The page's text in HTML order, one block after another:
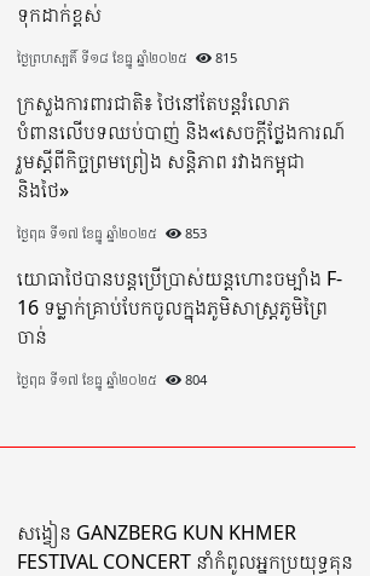
ទុកដាក់ខ្ពស់
ថ្ងៃព្រហស្បតិ៍ ទី១៨ ខែធ្នូ ឆ្នាំ២០២៥ 815
ក្រសួងការពារជាតិ៖ ថៃនៅតែបន្តរំលោភ
បំពានលើបទឈប់បាញ់ និង«សេចក្តីថ្លែងការណ៍
រួមស្តីពីកិច្ចព្រមព្រៀង សន្តិភាព រវាងកម្ពុជា
និងថៃ»
ថ្ងៃពុធ ទី១៧ ខែធ្នូ ឆ្នាំ២០២៥ 853
យោធាថៃបានបន្តប្រើប្រាស់យន្តហោះចម្បាំង F-
16 ទម្លាក់គ្រាប់បែកចូលក្នុងភូមិសាស្ត្រភូមិព្រៃ
ចាន់
ថ្ងៃពុធ ទី១៧ ខែធ្នូ ឆ្នាំ២០២៥ 804
សង្វៀន GANZBERG KUN KHMER
FESTIVAL CONCERT នាំកំពូលអ្នកប្រយុទ្ធគុន